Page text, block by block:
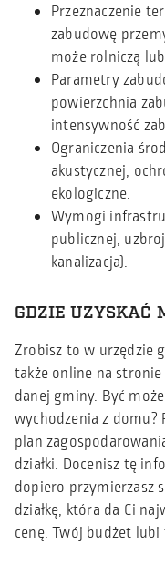
Przeznaczenie
zabudowę
może rolniczą
Parametry
powierzchnia
intensywność
Ograniczenia
akustycznej,
ekologiczne.
Wymogi
publicznej,
kanalizacja).
GDZIE UZYSKAĆ
Zrobisz to w urzędzie
także online na
danej gminy. Być
wychodzenia z domu?
plan
działki. Docenisz tę
dopiero przymierzasz
działkę, która da Ci
cenę. Twój budżet lubi